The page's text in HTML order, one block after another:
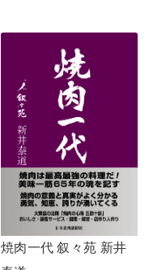
焼肉一代 叙々苑 新井